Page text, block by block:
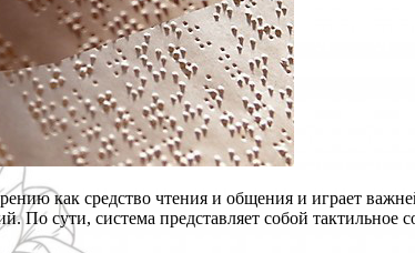
как средство чтения и общения и играет
По сути, система представляет собой